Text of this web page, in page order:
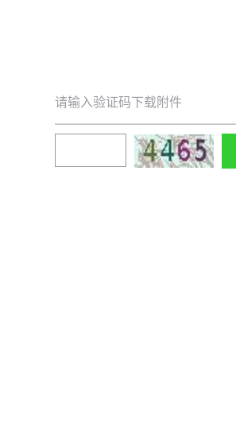
请输入验证码下载附件